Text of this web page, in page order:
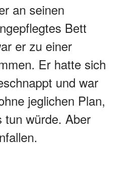
an seinen
Bett
er zu einer
Er hatte sich
und war
jeglichen Plan,
tun würde. Aber